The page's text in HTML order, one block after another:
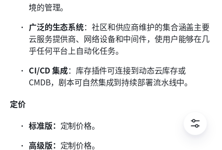
境的管理。
广泛的生态系统：社区和供应商维护的集合涵盖主要
云服务提供商、网络设备和中间件，使用户能够在几
乎任何平台上自动化任务。
CI/CD 集成：库存插件可连接到动态云库存或
CMDB，剧本可自然集成到持续部署流水线中。
定价
标准版： 定制价格。
高级版： 定制价格。